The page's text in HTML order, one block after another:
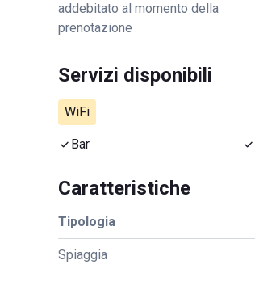
addebitato al momento della
prenotazione
Servizi disponibili
WiFi
Bar
Caratteristiche
Tipologia
Spiaggia